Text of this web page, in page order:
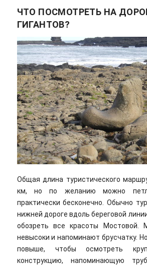
ЧТО ПОСМОТРЕТЬ НА
ГИГАНТОВ?
Общая длина туристического
км, но по желанию можно
практически бесконечно. Обычно
нижней дороге вдоль береговой
обозреть все красоты Мостовой.
невысоки и напоминают брусчатку.
повыше, чтобы осмотреть
конструкцию, напоминающую